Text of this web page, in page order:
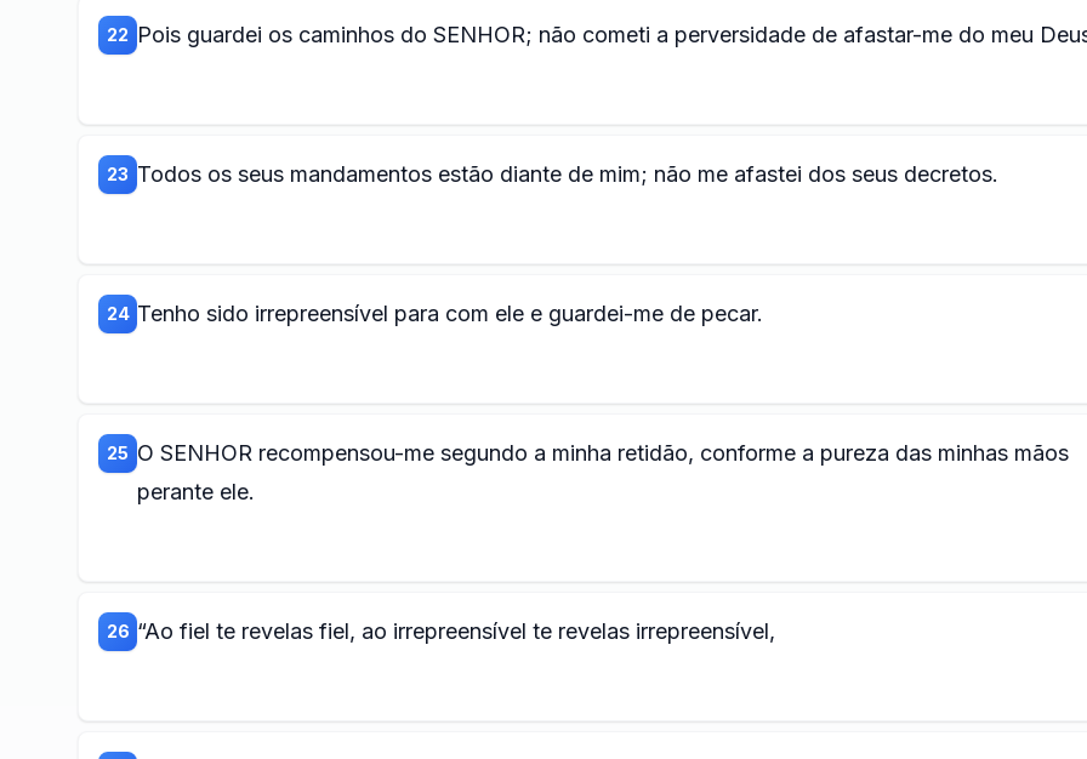
22 Pois guardei os caminhos do SENHOR; não cometi a perversidade de afastar-me do meu
23 Todos os seus mandamentos estão diante de mim; não me afastei dos seus decretos.
24 Tenho sido irrepreensível para com ele e guardei-me de pecar.
25 O SENHOR recompensou-me segundo a minha retidão, conforme a pureza das minhas mãos
perante ele.
26 “Ao fiel te revelas fiel, ao irrepreensível te revelas irrepreensível,